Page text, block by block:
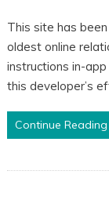
This site has
oldest online
instructions in-
this developer’s
Continue